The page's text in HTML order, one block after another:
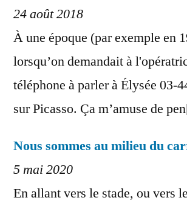
24 août 2018
À une époque (par exemple en
lorsqu’on demandait à
téléphone à parler à Élysée 03-
sur Picasso. Ça m’amuse de
Nous sommes au milieu du
5 mai 2020
En allant vers le stade, ou vers